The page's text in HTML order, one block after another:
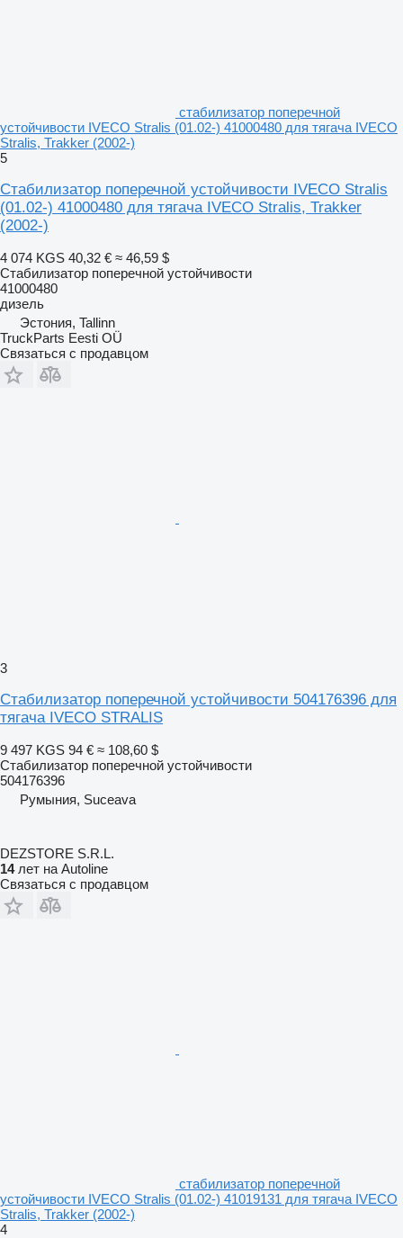
стабилизатор поперечной
устойчивости IVECO Stralis (01.02-) 41000480 для тягача IVECO
Stralis, Trakker (2002-)
5
Стабилизатор поперечной устойчивости IVECO Stralis
(01.02-) 41000480 для тягача IVECO Stralis, Trakker
(2002-)
4 074 KGS 40,32 € ≈ 46,59 $
Стабилизатор поперечной устойчивости
41000480
дизель
Эстония, Tallinn
TruckParts Eesti OÜ
Связаться с продавцом
3
Стабилизатор поперечной устойчивости 504176396 для
тягача IVECO STRALIS
9 497 KGS 94 € ≈ 108,60 $
Стабилизатор поперечной устойчивости
504176396
Румыния, Suceava
DEZSTORE S.R.L.
14лет на Autoline
Связаться с продавцом
стабилизатор поперечной
устойчивости IVECO Stralis (01.02-) 41019131 для тягача IVECO
Stralis, Trakker (2002-)
4